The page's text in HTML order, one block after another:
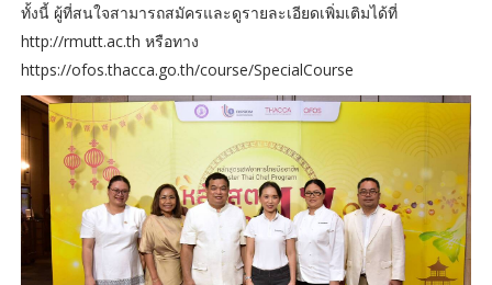
ทั้งนี้ ผู้ที่สนใจสามารถสมัครและดูรายละเอียดเพิ่มเติมได้ที่
http://rmutt.ac.th หรือทาง
https://ofos.thacca.go.th/course/SpecialCourse